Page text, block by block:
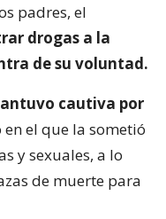
padres, el
drogas a la
de su voluntad.
cautiva por
en el que la sometió
y sexuales, a lo
de muerte para